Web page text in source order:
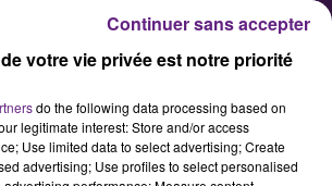
votre vie privée est notre priorité
do the following data processing based on
legitimate interest: Store and/or access
Use limited data to select advertising; Create
advertising; Use profiles to select personalised
Continuer sans accepter